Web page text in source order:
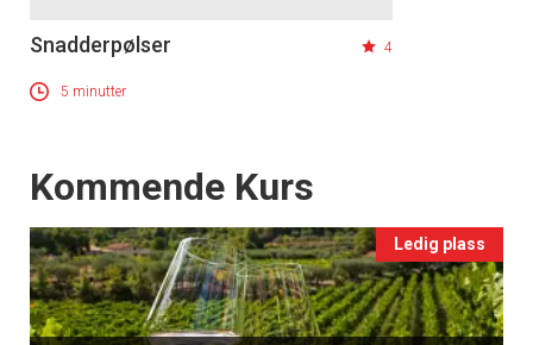
Snadderpølser 4
5 minutter
Events
Kommende Kurs
Ledig plass